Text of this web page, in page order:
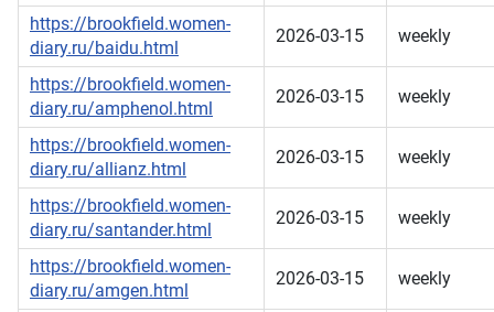
https://brookfield.women-
diary.ru/baidu.html
2026-03-15 weekly
https://brookfield.women-
diary.ru/amphenol.html
2026-03-15 weekly
https://brookfield.women-
diary.ru/allianz.html
2026-03-15 weekly
https://brookfield.women-
diary.ru/santander.html
2026-03-15 weekly
https://brookfield.women-
diary.ru/amgen.html
2026-03-15 weekly